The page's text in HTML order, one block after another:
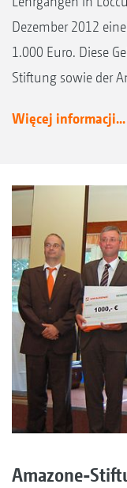
Dezember 2012
1.000 Euro. Diese
Stiftung sowie der
Więcej informacji...
Amazone-